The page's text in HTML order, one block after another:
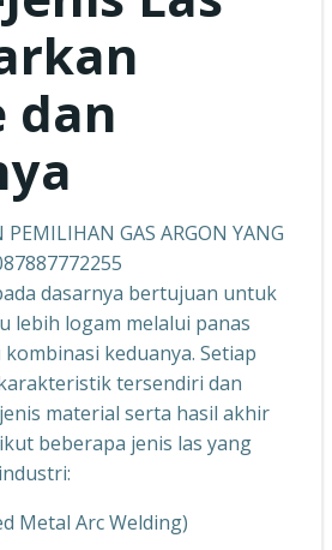
dan
PEMILIHAN GAS ARGON YANG
dasarnya bertujuan untuk
lebih logam melalui panas
keduanya. Setiap
tersendiri dan
material serta hasil akhir
beberapa jenis las yang
Metal Arc Welding)